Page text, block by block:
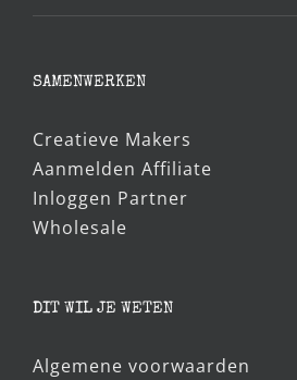
prijs
€5,95.
prijs
€5,00.
SAMENWERKEN
Creatieve Makers
Aanmelden Affiliate
Inloggen Partner
Wholesale
DIT WIL JE WETEN
Algemene voorwaarden